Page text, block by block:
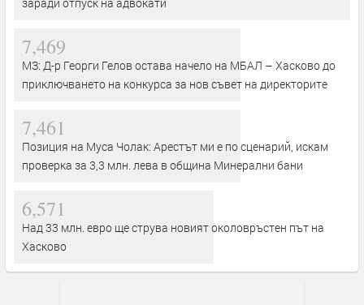
заради отпуск на адвокати
7,469
МЗ: Д-р Георги Гелов остава начело на МБАЛ – Хасково до
приключването на конкурса за нов съвет на директорите
7,461
Позиция на Муса Чолак: Арестът ми е по сценарий, искам
проверка за 3,3 млн. лева в община Минерални бани
6,571
Над 33 млн. евро ще струва новият околовръстен път на
Хасково